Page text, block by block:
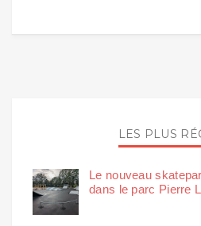
LES PLUS
Le nouveau
dans le parc Pierre